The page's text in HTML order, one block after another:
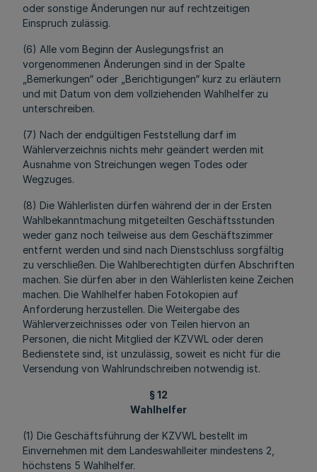
oder sonstige Änderungen nur auf rechtzeitigen
Einspruch zulässig.
(6) Alle vom Beginn der Auslegungsfrist an
vorgenommenen Änderungen sind in der Spalte
„Bemerkungen“ oder „Berichtigungen“ kurz zu erläutern
und mit Datum von dem vollziehenden Wahlhelfer zu
unterschreiben.
(7) Nach der endgültigen Feststellung darf im
Wählerverzeichnis nichts mehr geändert werden mit
Ausnahme von Streichungen wegen Todes oder
Wegzuges.
(8) Die Wählerlisten dürfen während der in der Ersten
Wahlbekanntmachung mitgeteilten Geschäftsstunden
weder ganz noch teilweise aus dem Geschäftszimmer
entfernt werden und sind nach Dienstschluss sorgfältig
zu verschließen. Die Wahlberechtigten dürfen Abschriften
machen. Sie dürfen aber in den Wählerlisten keine Zeichen
machen. Die Wahlhelfer haben Fotokopien auf
Anforderung herzustellen. Die Weitergabe des
Wählerverzeichnisses oder von Teilen hiervon an
Personen, die nicht Mitglied der KZVWL oder deren
Bedienstete sind, ist unzulässig, soweit es nicht für die
Versendung von Wahlrundschreiben notwendig ist.
§ 12
Wahlhelfer
(1) Die Geschäftsführung der KZVWL bestellt im
Einvernehmen mit dem Landeswahlleiter mindestens 2,
höchstens 5 Wahlhelfer.